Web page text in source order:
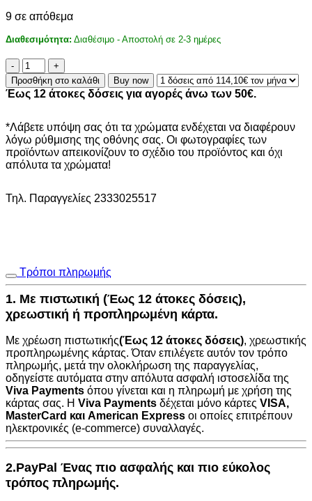
9 σε απόθεμα
Διαθεσιμότητα: Διαθέσιμο - Αποστολή σε 2-3 ημέρες
ΧΑΛΙ
PALMA
22106
-
ποσότητα
Προσθήκη στο καλάθι Buy now
Έως 12 άτοκες δόσεις για αγορές άνω των 50€.
*Λάβετε υπόψη σας ότι τα χρώματα ενδέχεται να διαφέρουν
λόγω ρύθμισης της οθόνης σας. Οι φωτογραφίες των
προϊόντων απεικονίζουν το σχέδιο του προϊόντος και όχι
απόλυτα τα χρώματα!
Τηλ. Παραγγελίες 2333025517
Τρόποι πληρωμής
1. Με πιστωτική (Έως 12 άτοκες δόσεις),
χρεωστική ή προπληρωμένη κάρτα.
Με χρέωση πιστωτικής(Έως 12 άτοκες δόσεις), χρεωστικής
προπληρωμένης κάρτας. Όταν επιλέγετε αυτόν τον τρόπο
πληρωμής, μετά την ολοκλήρωση της παραγγελίας,
οδηγείστε αυτόματα στην απόλυτα ασφαλή ιστοσελίδα της
Viva Payments όπου γίνεται και η πληρωμή με χρήση της
κάρτας σας. Η Viva Payments δέχεται μόνο κάρτες VISA,
MasterCard και American Express οι οποίες επιτρέπουν
ηλεκτρονικές (e-commerce) συναλλαγές.
2.PayPal Ένας πιο ασφαλής και πιο εύκολος
τρόπος πληρωμής.